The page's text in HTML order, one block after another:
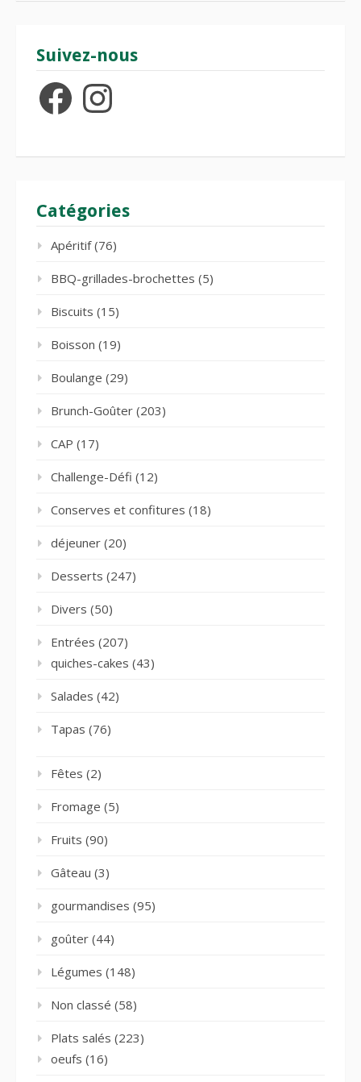
Suivez-nous
FacebookInstagram
Catégories
Apéritif(76)
BBQ-grillades-brochettes (5)
Biscuits (15)
Boisson (19)
Boulange (29)
Brunch-Goûter (203)
CAP (17)
Challenge-Défi (12)
Conserves et confitures (18)
déjeuner (20)
Desserts (247)
Divers (50)
Entrées (207)
quiches-cakes (43)
Salades (42)
Tapas (76)
Fêtes (2)
Fromage (5)
Fruits (90)
Gâteau (3)
gourmandises (95)
goûter (44)
Légumes (148)
Non classé (58)
Plats salés (223)
oeufs (16)